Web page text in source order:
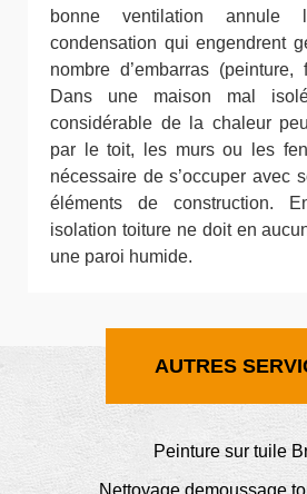
bonne ventilation annule
condensation qui engendrent
nombre d’embarras
Dans une maison mal
considérable de la chaleur
par le toit, les murs ou les
nécessaire de s’occuper avec
éléments de construction.
isolation toiture ne doit en
une paroi humide.
AUTRES
Peinture sur tuile
Nettoyage demoussage